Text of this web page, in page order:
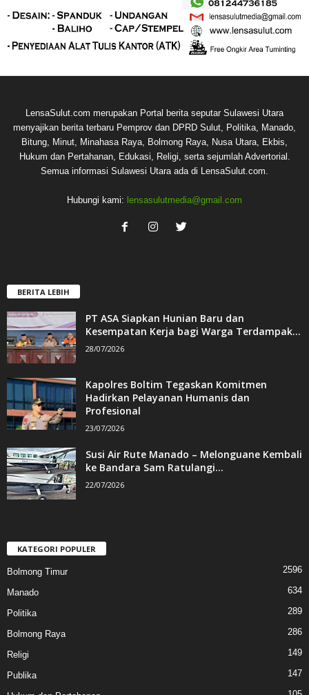
LensaSulut.com merupakan Portal berita seputar Sulawesi Utara
menyajikan berita terbaru Pemprov dan DPRD Sulut, Politika, Manado,
Bitung, Minut, Minahasa Raya, Bolmong Raya, Nusa Utara, Ekbis,
Hukum dan Pertahanan, Edukasi, Religi, serta sejumlah Advertorial.
Semua informasi Sulawesi Utara ada di LensaSulut.com.
Hubungi kami: lensasulutmedia@gmail.com
BERITA LEBIH
PT ASA Siapkan Hunian Baru dan
Kesempatan Kerja bagi Warga Terdampak...
28/07/2026
Kapolres Boltim Tegaskan Komitmen
Hadirkan Pelayanan Humanis dan
Profesional
23/07/2026
Susi Air Rute Manado – Melonguane Kembali
ke Bandara Sam Ratulangi...
22/07/2026
KATEGORI POPULER
Bolmong Timur 2596
Manado 634
Politika 289
Bolmong Raya 286
Religi 149
Publika 147